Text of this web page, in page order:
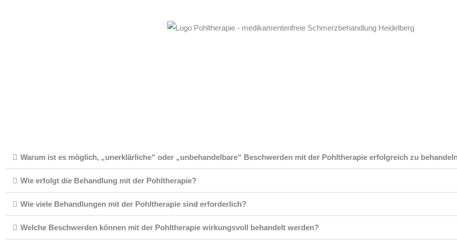
Warum ist es möglich, „unerklärliche“ oder „unbehandelbare“ Beschwerden mit der Pohltherapie erfolgreich zu
Wie erfolgt die Behandlung mit der Pohltherapie?
Wie viele Behandlungen mit der Pohltherapie sind erforderlich?
Welche Beschwerden können mit der Pohltherapie wirkungsvoll behandelt werden?